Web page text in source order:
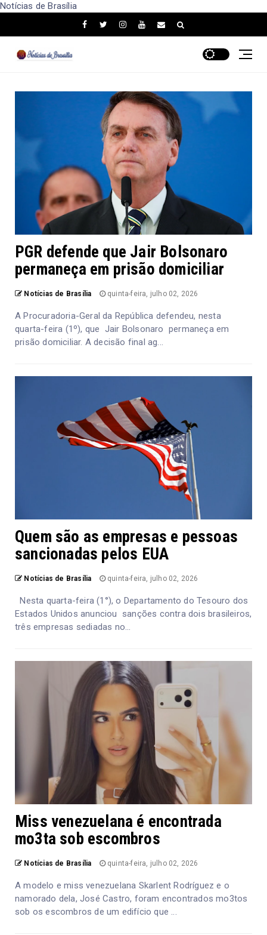
Notícias de Brasília
PGR defende que Jair Bolsonaro
permaneça em prisão domiciliar
Notícias de Brasília quinta-feira, julho 02, 2026
A Procuradoria-Geral da República defendeu, nesta
quarta-feira (1º), que Jair Bolsonaro permaneça em
prisão domiciliar. A decisão final ag...
Quem são as empresas e pessoas
sancionadas pelos EUA
Notícias de Brasília quinta-feira, julho 02, 2026
Nesta quarta-feira (1°), o Departamento do Tesouro dos
Estados Unidos anunciou sanções contra dois brasileiros,
três empresas sediadas no...
Miss venezuelana é encontrada
mo3ta sob escombros
Notícias de Brasília quinta-feira, julho 02, 2026
A modelo e miss venezuelana Skarlent Rodríguez e o
namorado dela, José Castro, foram encontrados mo3tos
sob os escombros de um edifício que ...